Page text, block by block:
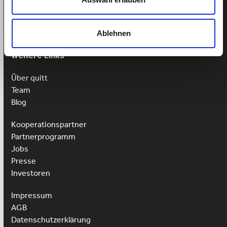
Ablehnen
Weitere Links
Über quitt
Team
Blog
Kooperationspartner
Partnerprogramm
Jobs
Presse
Investoren
Impressum
AGB
Datenschutzerklärung